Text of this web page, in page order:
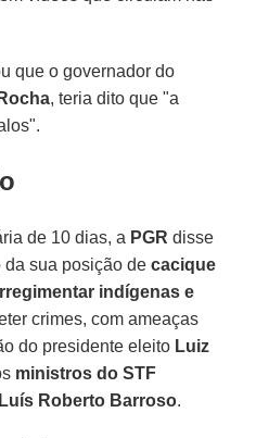
que o governador do
, teria dito que "a
de 10 dias, a PGR disse
da sua posição decacique
indígenas e
crimes, com ameaças
do presidente eleito Luiz
ministros do STF
Roberto Barroso.